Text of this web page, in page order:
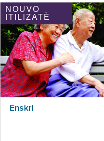
NOUVO
ITILIZATÈ
Enskri